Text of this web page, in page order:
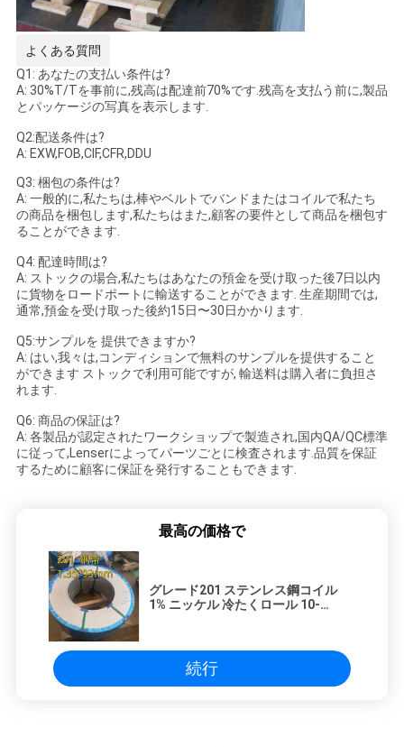
よくある質問
Q1: あなたの支払い条件は?
A: 30%T/Tを事前に,残高は配達前70%です.残高を支払う前に,製品
とパッケージの写真を表示します.
Q2:配送条件は?
A: EXW,FOB,CIF,CFR,DDU
Q3: 梱包の条件は?
A: 一般的に,私たちは,棒やベルトでバンドまたはコイルで私たち
の商品を梱包します,私たちはまた,顧客の要件として商品を梱包す
ることができます.
Q4: 配達時間は?
A: ストックの場合,私たちはあなたの預金を受け取った後7日以内
に貨物をロードポートに輸送することができます. 生産期間では,
通常,預金を受け取った後約15日〜30日かかります.
Q5:サンプルを 提供できますか?
A: はい,我々は,コンディションで無料のサンプルを提供すること
ができます ストックで利用可能ですが, 輸送料は購入者に負担さ
れます.
Q6: 商品の保証は?
A: 各製品が認定されたワークショップで製造され,国内QA/QC標準
に従って,Lenserによってパーツごとに検査されます.品質を保証
するために顧客に保証を発行することもできます.
最高の価格で
グレード201 ステンレス鋼コイル
1% ニッケル 冷たくロール 10-
続行